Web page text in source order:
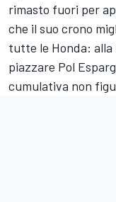
rimasto fuori per
che il suo crono
tutte le Honda: alla
piazzare Pol
cumulativa non